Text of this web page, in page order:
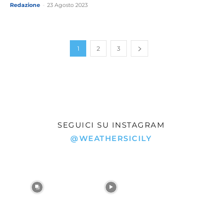
Redazione 23 Agosto 2023
1 2 3
SEGUICI SU INSTAGRAM
@WEATHERSICILY